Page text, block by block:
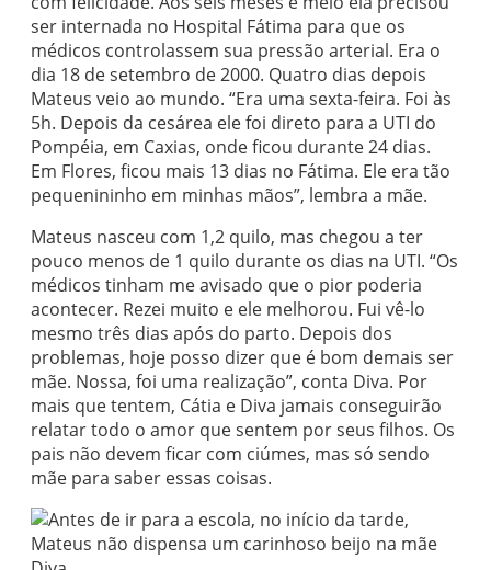
ser internada no Hospital Fátima para que os
médicos controlassem sua pressão arterial. Era o
dia 18 de setembro de 2000. Quatro dias depois
Mateus veio ao mundo. “Era uma sexta-feira. Foi às
5h. Depois da cesárea ele foi direto para a UTI do
Pompéia, em Caxias, onde ficou durante 24 dias.
Em Flores, ficou mais 13 dias no Fátima. Ele era tão
pequenininho em minhas mãos”, lembra a mãe.
Mateus nasceu com 1,2 quilo, mas chegou a ter
pouco menos de 1 quilo durante os dias na UTI. “Os
médicos tinham me avisado que o pior poderia
acontecer. Rezei muito e ele melhorou. Fui vê-lo
mesmo três dias após do parto. Depois dos
problemas, hoje posso dizer que é bom demais ser
mãe. Nossa, foi uma realização”, conta Diva. Por
mais que tentem, Cátia e Diva jamais conseguirão
relatar todo o amor que sentem por seus filhos. Os
pais não devem ficar com ciúmes, mas só sendo
mãe para saber essas coisas.